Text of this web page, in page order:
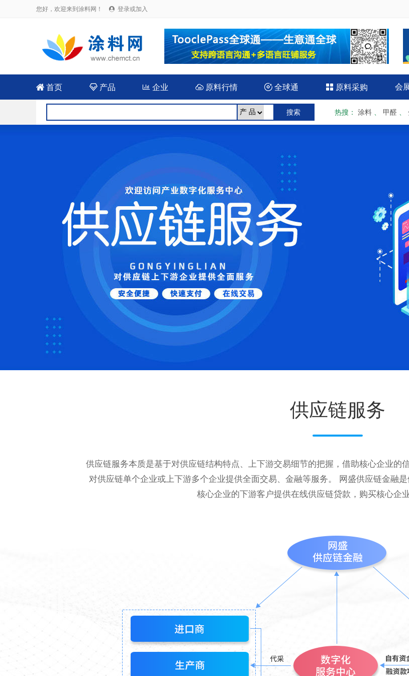
您好，欢迎来到涂料网！  登录或加入
 首页 产品  企业 原料行情  全球通  原料采购 会
热搜 ： 涂料 甲醛
供应链服务
供应链服务本质是基于对供应链结构特点、上下游交易细节的把握，借助核心企业的
对供应链单个企业或上下游多个企业提供全面交易、金融等服务。 网盛供应链金融
核心企业的下游客户提供在线供应链贷款，购买核心企